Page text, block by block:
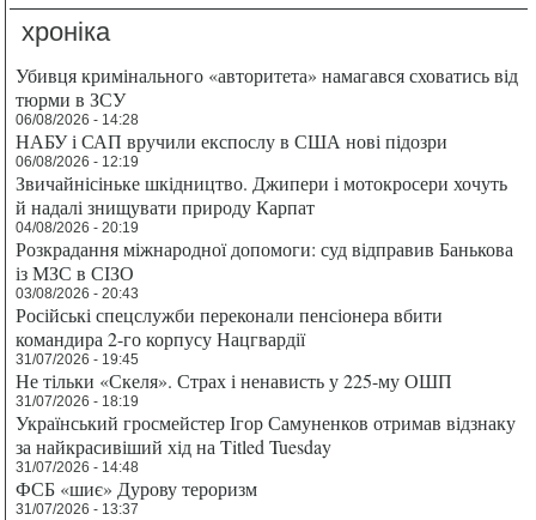
хроніка
Убивця кримінального «авторитета» намагався сховатись від
тюрми в ЗСУ
06/08/2026 - 14:28
НАБУ і САП вручили експослу в США нові підозри
06/08/2026 - 12:19
Звичайнісіньке шкідництво. Джипери і мотокросери хочуть
й надалі знищувати природу Карпат
04/08/2026 - 20:19
Розкрадання міжнародної допомоги: суд відправив Банькова
із МЗС в СІЗО
03/08/2026 - 20:43
Російські спецслужби переконали пенсіонера вбити
командира 2-го корпусу Нацгвардії
31/07/2026 - 19:45
Не тільки «Скеля». Страх і ненависть у 225-му ОШП
31/07/2026 - 18:19
Український гросмейстер Ігор Самуненков отримав відзнаку
за найкрасивіший хід на Titled Tuesday
31/07/2026 - 14:48
ФСБ «шиє» Дурову тероризм
31/07/2026 - 13:37